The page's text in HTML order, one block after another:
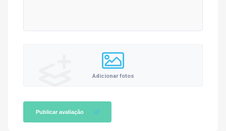
Adicionar fotos
Publicar avaliação